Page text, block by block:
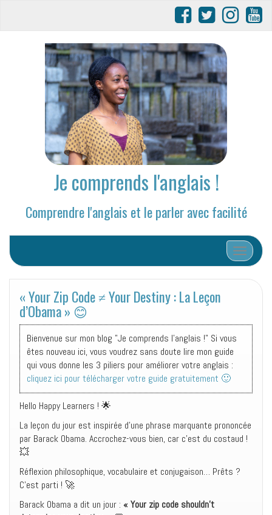
Je comprends l'anglais !
Comprendre l'anglais et le parler avec facilité
Afficher/
« Your Zip Code ≠ Your Destiny : La Leçon
d’Obama » 😊
Bienvenue sur mon blog "Je comprends l'anglais !" Si vous
êtes nouveau ici, vous voudrez sans doute lire mon guide
qui vous donne les 3 piliers pour améliorer votre anglais :
cliquez ici pour télécharger votre guide gratuitement 🙂
Hello Happy Learners ! 🌟
La leçon du jour est inspirée d’une phrase marquante prononcée
par Barack Obama. Accrochez-vous bien, car c’est du costaud !
💥
Réflexion philosophique, vocabulaire et conjugaison… Prêts ?
C’est parti ! 🚀
Barack Obama a dit un jour : « Your zip code shouldn’t